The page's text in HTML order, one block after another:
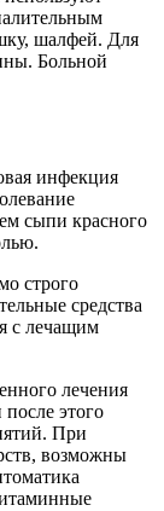
шалфей. Для
Больной
инфекция
сыпи красного
строго
средства
с лечащим
лечения
этого
При
возможны